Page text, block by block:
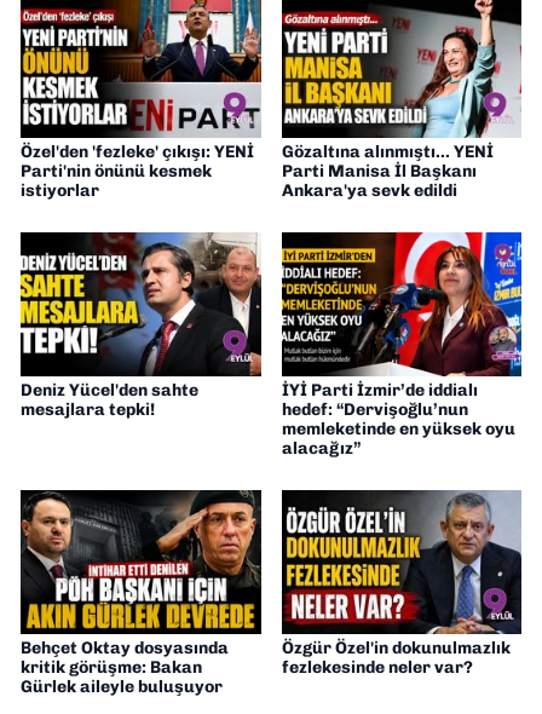
Özel'den 'fezleke' çıkışı: YENİ
Parti'nin önünü kesmek
istiyorlar
Gözaltına alınmıştı... YENİ
Parti Manisa İl Başkanı
Ankara'ya sevk edildi
Deniz Yücel'den sahte
mesajlara tepki!
İYİ Parti İzmir’de iddialı
hedef: “Dervişoğlu’nun
memleketinde en yüksek oyu
alacağız”
Behçet Oktay dosyasında
kritik görüşme: Bakan
Gürlek aileyle buluşuyor
Özgür Özel'in dokunulmazlık
fezlekesinde neler var?